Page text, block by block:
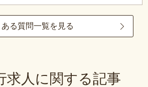
ある質問一覧を見る
求人に関する記事